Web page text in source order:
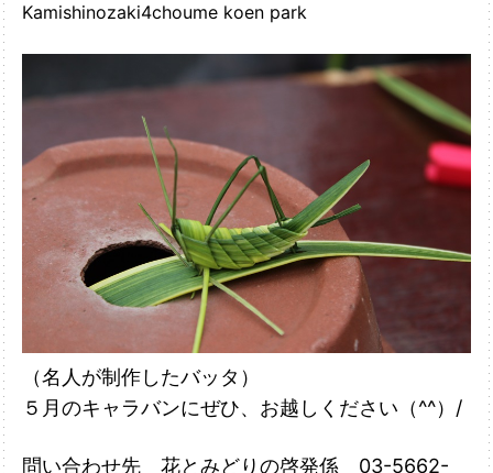
Kamishinozaki4choume koen park
（名人が制作したバッタ）
５月のキャラバンにぜひ、お越しください （^^）/
問い合わせ先 花とみどりの啓発係 03-5662-